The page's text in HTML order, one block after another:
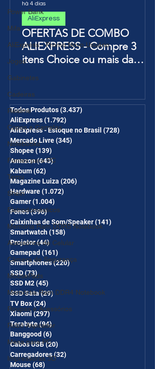
Power Bank
Mifa
AliExpress - Promo Novo Usuário
Jogos
Gabinetes
Cadeiras
Realme
Copos e Garrafas
Notebooks
Fontes para PC
Temu
Shein
Eletrodomésticos
Memória Ram DDR5 Notebook
Acessórios de Celular
Câmera de Segurança
MousePads
Memórtia Ram DDR4 Notebook
Roupas e Acessórios
Robô Aspirador
Mesa para PC
Impressoras 3D
OFERTAS DE COMBO
ALIEXPRESS - Compre 3
itens Choice ou mais da
Página de Promoções e
desc em 6 itens/R$25 de
desc em 10 itens) OS
CUPONS SÃO VÁLIDOS NO
COMBO
AliExpress
há 4 dias
Todos Produtos(3.437)
AliExpress(1.792)
AliExpress - Estoque no Brasil (728)
Mercado Livre(345)
Shopee(139)
Amazon(643)643 posts
Kabum(62)
Magazine Luiza (206)
Hardware(1.072)
Gamer(1.004)
Fones(396)396 posts
Caixinhas de Som/Speaker(141)
Smartwatch(158)
Projetor(44)44 posts
Gamepad (161)
Smartphones(220)220 posts
SSD(73)73 posts
SSD M2(45)
SSD Sata (29) 29 posts
TV Box(24)
Xiaomi (297)297 posts
Terabyte(94)94 posts
Banggood (6)
Cabos USB(20)
Carregadores(32)
Mouse(68)